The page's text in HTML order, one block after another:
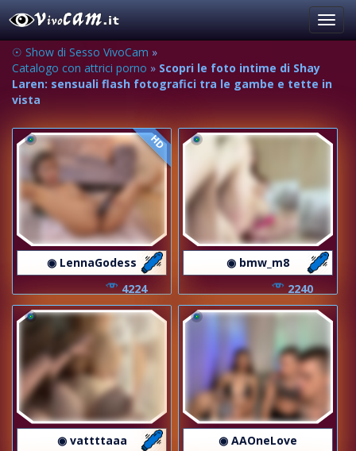
☉ Show di Sesso VivoCam »
Catalogo con attrici porno » Scopri le foto intime di Shay
Laren: sensuali flash fotografici tra le gambe e tette in
vista
HD
◉ LennaGodess
4224
◉ bmw_m8
2240
◉ vattttaaa
◉ AAOneLove